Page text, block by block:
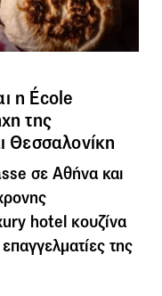
η École
της
Θεσσαλονίκη
σε Αθήνα και
hotel κουζίνα
της